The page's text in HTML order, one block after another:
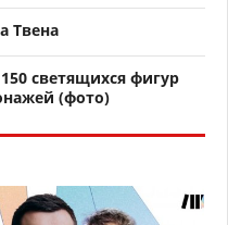
Твена
светящихся фигур
(фото)